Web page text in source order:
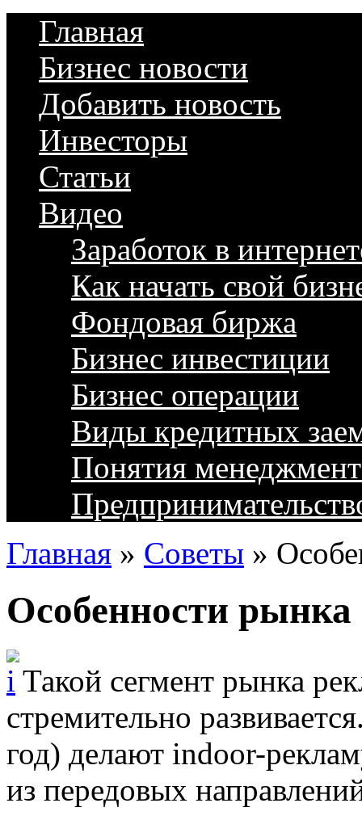
Главная
Бизнес новости
Добавить новость
Инвесторы
Статьи
Видео
Заработок в
Как начать свой
Фондовая биржа
Бизнес инвестиции
Бизнес операции
Виды кредитных
Понятия
Главная » Советы »
Особенности
Такой сегмент рынка
стремительно
год) делают indoor-
из передовых